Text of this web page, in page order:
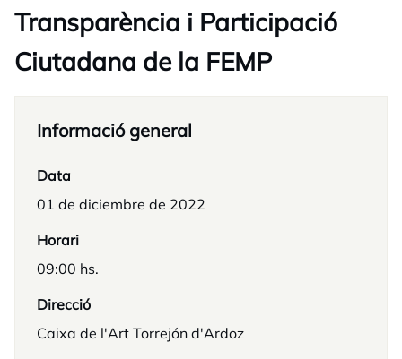
Transparència i Participació
Ciutadana de la FEMP
Informació general
Data
01 de diciembre de 2022
Horari
09:00 hs.
Direcció
Caixa de l'Art Torrejón d'Ardoz